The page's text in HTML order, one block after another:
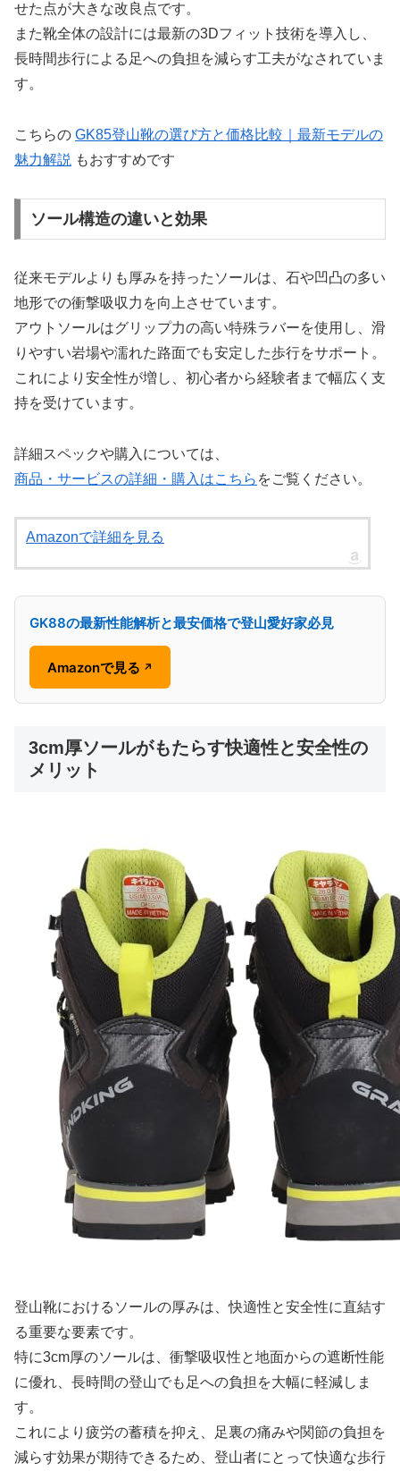
せた点が大きな改良点です。
また靴全体の設計には最新の3Dフィット技術を導入し、
長時間歩行による足への負担を減らす工夫がなされていま
す。
こちらの GK85登山靴の選び方と価格比較｜最新モデルの
魅力解説 もおすすめです
ソール構造の違いと効果
従来モデルよりも厚みを持ったソールは、石や凹凸の多い
地形での衝撃吸収力を向上させています。
アウトソールはグリップ力の高い特殊ラバーを使用し、滑
りやすい岩場や濡れた路面でも安定した歩行をサポート。
これにより安全性が増し、初心者から経験者まで幅広く支
持を受けています。
詳細スペックや購入については、
商品・サービスの詳細・購入はこちら をご覧ください。
Amazonで詳細を見る
GK88の最新性能解析と最安価格で登山愛好家必見
Amazonで見る ↗
3cm厚ソールがもたらす快適性と安全性の
メリット
登山靴におけるソールの厚みは、快適性と安全性に直結す
る重要な要素です。
特に3cm厚のソールは、衝撃吸収性と地面からの遮断性能
に優れ、長時間の登山でも足への負担を大幅に軽減しま
す。
これにより疲労の蓄積を抑え、足裏の痛みや関節の負担を
減らす効果が期待できるため、登山者にとって快適な歩行